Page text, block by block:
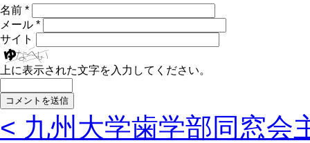
名前 *
メール *
サイト
上に表示された文字を入力してください。
< 九州大学歯学部同窓